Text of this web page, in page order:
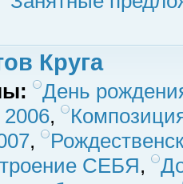
Круга
День
,
,
СЕБЯ,